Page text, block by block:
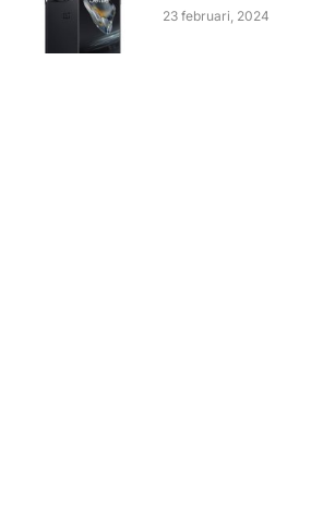
23 februari, 2024